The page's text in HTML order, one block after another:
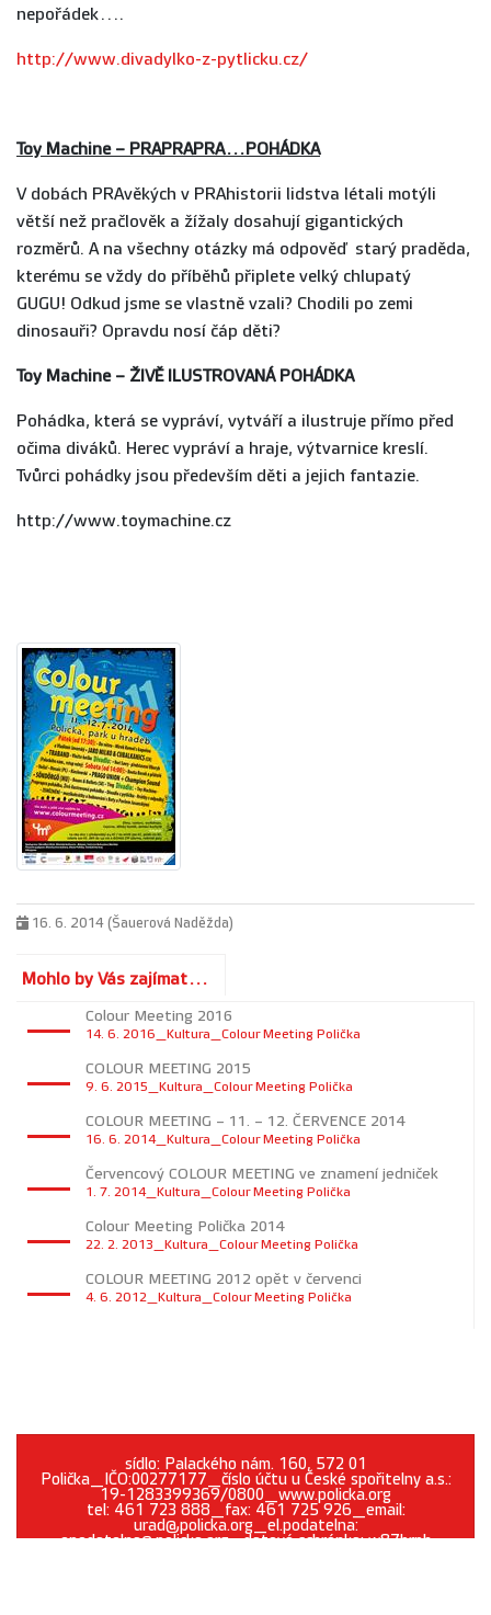
nepořádek….
http://www.divadylko-z-pytlicku.cz/
Toy Machine – PRAPRAPRA…POHÁDKA
V dobách PRAvěkých v PRAhistorii lidstva létali motýli
větší než pračlověk a žížaly dosahují gigantických
rozměrů. A na všechny otázky má odpověď starý praděda,
kterému se vždy do příběhů připlete velký chlupatý
GUGU! Odkud jsme se vlastně vzali? Chodili po zemi
dinosauři? Opravdu nosí čáp děti?
Toy Machine – ŽIVĚ ILUSTROVANÁ POHÁDKA
Pohádka, která se vypráví, vytváří a ilustruje přímo před
očima diváků. Herec vypráví a hraje, výtvarnice kreslí.
Tvůrci pohádky jsou především děti a jejich fantazie.
http://www.toymachine.cz
16. 6. 2014 (Šauerová Naděžda)
Mohlo by Vás zajímat...
Colour Meeting 2016
14. 6. 2016_Kultura_Colour Meeting Polička
COLOUR MEETING 2015
9. 6. 2015_Kultura_Colour Meeting Polička
COLOUR MEETING – 11. – 12. ČERVENCE 2014
16. 6. 2014_Kultura_Colour Meeting Polička
Červencový COLOUR MEETING ve znamení jedniček
1. 7. 2014_Kultura_Colour Meeting Polička
Colour Meeting Polička 2014
22. 2. 2013_Kultura_Colour Meeting Polička
COLOUR MEETING 2012 opět v červenci
4. 6. 2012_Kultura_Colour Meeting Polička
sídlo: Palackého nám. 160, 572 01
Polička_IČO:00277177_číslo účtu u České spořitelny a.s.:
19-1283399369/0800_www.policka.org
tel: 461 723 888_fax: 461 725 926_email:
urad@policka.org_el.podatelna:
epodatelna@policka.org_datová schránka: w87brph